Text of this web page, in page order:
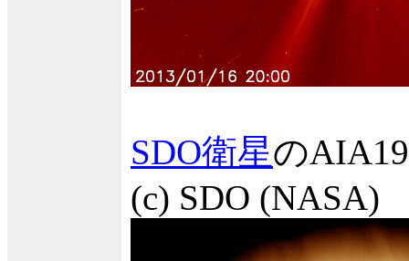
SDO衛星の
(c) SDO (NASA)